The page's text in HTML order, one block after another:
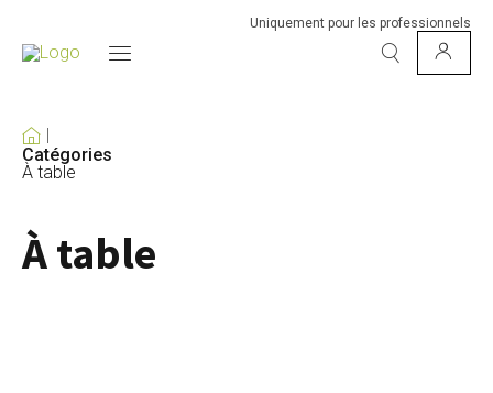
Uniquement pour les professionnels
Catégories
À table
À table